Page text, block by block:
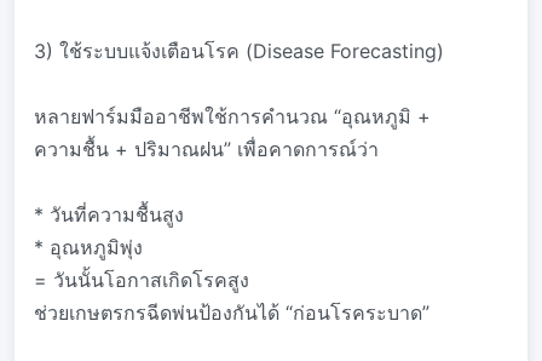
3) ใช้ระบบแจ้งเตือนโรค (Disease Forecasting)
หลายฟาร์มมืออาชีพใช้การคำนวณ “อุณหภูมิ +
ความชื้น + ปริมาณฝน” เพื่อคาดการณ์ว่า
* วันที่ความชื้นสูง
* อุณหภูมิพุ่ง
= วันนั้นโอกาสเกิดโรคสูง
ช่วยเกษตรกรฉีดพ่นป้องกันได้ “ก่อนโรคระบาด”